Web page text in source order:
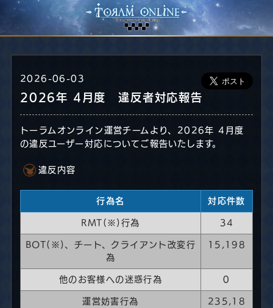
2026-06-03
2026年 4月度 違反者対応報告
トーラムオンライン運営チームより、2026年 4月度
の違反ユーザー対応についてご報告いたします。
違反内容
行為名 対応件数
RMT(※)行為 34
BOT(※)、チート、クライアント改変行
為
15,198
他のお客様への迷惑行為 0
運営妨害行為
235,18